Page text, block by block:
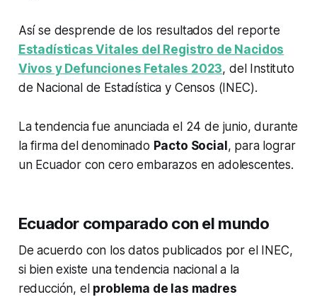
Así se desprende de los resultados del reporte
Estadísticas Vitales del Registro de Nacidos
Vivos y Defunciones Fetales 2023, del Instituto
de Nacional de Estadística y Censos (INEC).
La tendencia fue anunciada el 24 de junio, durante
la firma del denominado Pacto Social , para lograr
un Ecuador con cero embarazos en adolescentes.
Ecuador comparado con el mundo
De acuerdo con los datos publicados por el INEC,
si bien existe una tendencia nacional a la
reducción, el problema de las madres